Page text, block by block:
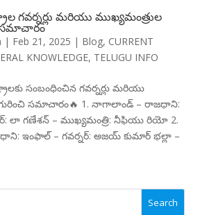
గవర్నర్లు మరియు ముఖ్యమంత్రుల
సమాచారం
| Feb 21, 2025 | Blog, CURRENT
KNOWLEDGE, TELUGU INFO
సంబంధించిన గవర్నర్లు మరియు
గురించి సమాచారం🔥 1. నాగాలాండ్ – రాజధాని:
లా గణేశన్ – ముఖ్యమంత్రి: నీఫియు రియో 2.
ఇంఫాల్ – గవర్నర్: అజయ్ కుమార్ భల్లా –
Search